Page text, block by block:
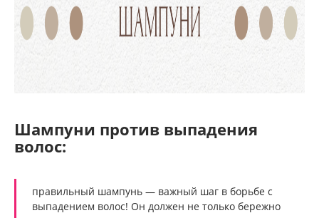
Шампуни против выпадения
волос:
правильный шампунь — важный шаг в борьбе с
выпадением волос! Он должен не только бережно